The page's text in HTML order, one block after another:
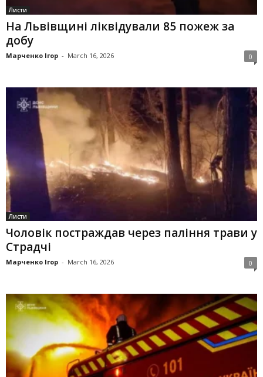
Листи
На Львівщині ліквідували 85 пожеж за
добу
Марченко Ігор - March 16, 2026 0
Листи
Чоловік постраждав через паління трави у
Страдчі
Марченко Ігор - March 16, 2026 0